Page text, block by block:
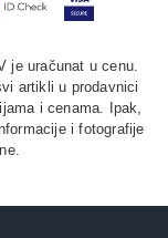
je uračunat u cenu.
artikli u prodavnici
i cenama. Ipak,
i fotografije